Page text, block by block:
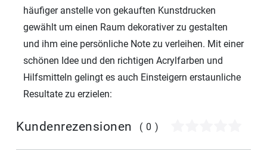
häufiger anstelle von gekauften Kunstdrucken
gewählt um einen Raum dekorativer zu gestalten
und ihm eine persönliche Note zu verleihen. Mit einer
schönen Idee und den richtigen Acrylfarben und
Hilfsmitteln gelingt es auch Einsteigern erstaunliche
Resultate zu erzielen:
Kundenrezensionen (0)